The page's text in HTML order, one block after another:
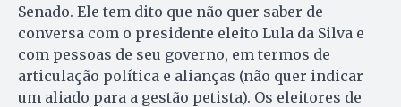
Senado. Ele tem dito que não quer saber de
conversa com o presidente eleito Lula da Silva e
com pessoas de seu governo, em termos de
articulação política e alianças (não quer indicar
um aliado para a gestão petista). Os eleitores de